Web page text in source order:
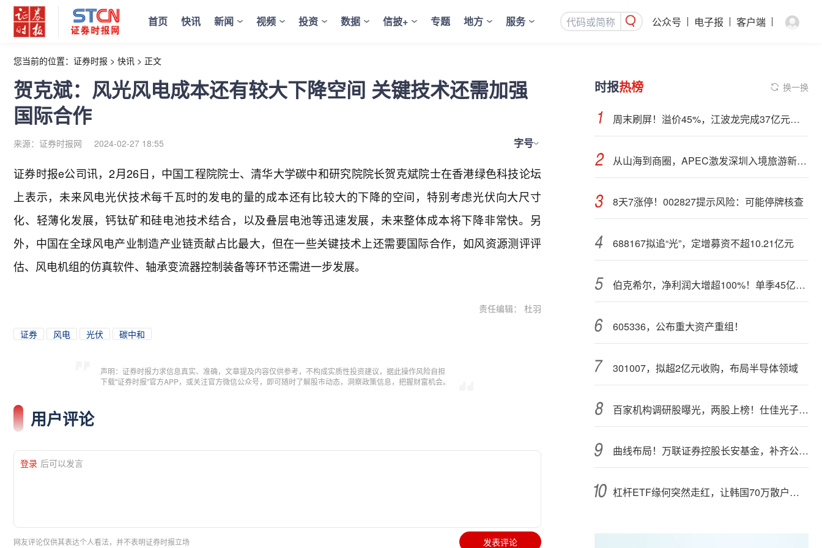
首页 快讯 新闻 视频 投资 数据 信披+ 专题 地方 服务 公众号 电子报 客户端
您当前的位置： 证券时报 > 快讯 > 正文
贺克斌：风光风电成本还有较大下降空间 关键技术还需加强
国际合作
来源：证券时报网 2024-02-27 18:55 字号
证券时报e公司讯，2月26日，中国工程院院士、清华大学碳中和研究院院长贺克斌院士在香港绿色科技论坛
上表示，未来风电光伏技术每千瓦时的发电的量的成本还有比较大的下降的空间，特别考虑光伏向大尺寸
化、轻薄化发展，钙钛矿和硅电池技术结合，以及叠层电池等迅速发展，未来整体成本将下降非常快。另
外，中国在全球风电产业制造产业链贡献占比最大，但在一些关键技术上还需要国际合作，如风资源测评评
估、风电机组的仿真软件、轴承变流器控制装备等环节还需进一步发展。
责任编辑： 杜羽
证券 风电 光伏 碳中和
声明：证券时报力求信息真实、准确，文章提及内容仅供参考，不构成实质性投资建议，据此操作风险自担
下载"证券时报"官方APP，或关注官方微信公众号，即可随时了解股市动态，洞察政策信息，把握财富机会。
用户评论
登录 后可以发言
网友评论仅供其表达个人看法，并不表明证券时报立场 发表评论
时报热榜 换一换
周末刷屏！溢价45%，江波龙完成37亿元定增事项
从山海到商圈，APEC激发深圳入境旅游新活力
8天7涨停！002827提示风险：可能停牌核查
688167拟追“光”，定增募资不超10.21亿元
伯克希尔，净利润大增超100%！单季45亿美元回购
605336，公布重大资产重组！
301007，拟超2亿元收购，布局半导体领域
百家机构调研股曝光，两股上榜！仕佳光子半年报业绩高增长
曲线布局！万联证券控股长安基金，补齐公募业务关键拼图
杠杆ETF缘何突然走红，让韩国70万散户深陷泥潭？